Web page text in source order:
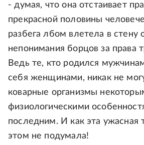
- думая, что она отстаивает
прекрасной половины
разбега лбом влетела в стену
непонимания борцов за права
Ведь те, кто родился
себя женщинами, никак не
коварные организмы
физиологическими
последним. И как эта ужасная
этом не подумала!